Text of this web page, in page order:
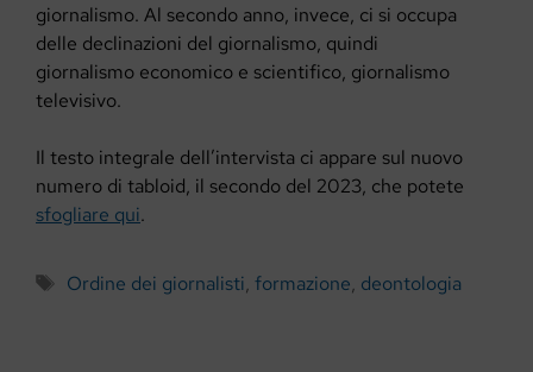
giornalismo. Al secondo anno, invece, ci si occupa
delle declinazioni del giornalismo, quindi
giornalismo economico e scientifico, giornalismo
televisivo.
Il testo integrale dell’intervista ci appare sul nuovo
numero di tabloid, il secondo del 2023, che potete
sfogliare qui.
Tag
Ordine dei giornalisti, formazione, deontologia